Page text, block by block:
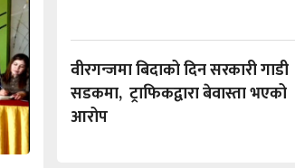
वीरगन्जमा बिदाको दिन सरकारी गाडी
सडकमा, ट्राफिकद्वारा बेवास्ता भएको
आरोप